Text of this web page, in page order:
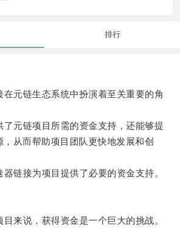
排行
元链生态系统中扮演着至关重要的角
元链项目所需的资金支持，还能够提
从而帮助项目团队更快地发展和创
接为项目提供了必要的资金支持。
说，获得资金是一个巨大的挑战。